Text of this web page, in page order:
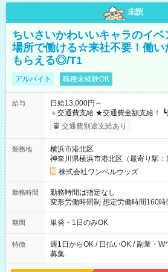
未読
ちいさいかわいいキャラのイ
場所で働ける☆来社不要！働い
もらえる◎/T1
アルバイト 職種未経験OK
給与
日給13,000円～
＋交通費支給 ★交通費全額支給！ ┗案件により規定あり ★日払
いOK！（規定あり） ┗働いたその
ンビニATMから 日払い分を引き落とせます！
交通費別途支給あり
勤務地
横浜市港北区
神奈川県横浜市港北区（最寄り駅：
株式会社ワンベルウッズ
勤務時間
勤務時間は指定なし
変形労働時間制 想定労働時間160時間/月 【シフト例】
～21：00
期間 単発・1日のみOK
特徴
週1日からOK / 日払いOK / 副業・
募集